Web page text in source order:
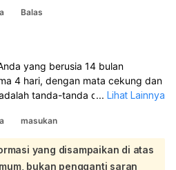
Balas
yang berusia 14 bulan
4 hari, dengan mata cekung dan
tanda-tanda dehidrasi yang
satu indikator dehidrasi
segera membawa anak Anda ke
kesehatan terdekat agar
... Lihat Lainnya
masukan
yang disampaikan di atas
bukan pengganti saran